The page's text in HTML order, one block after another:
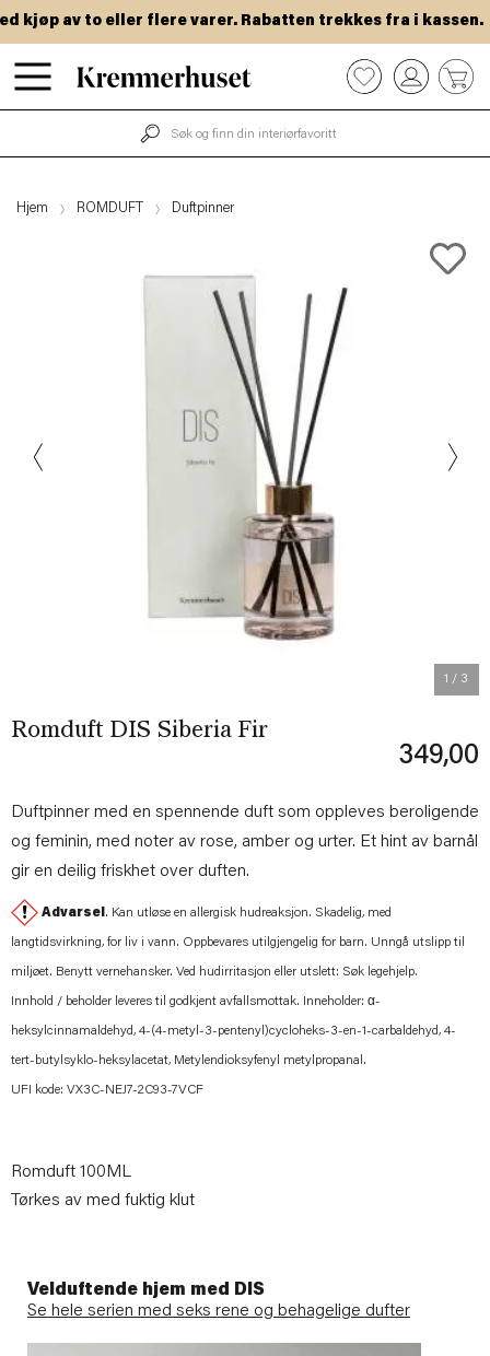
Hopp
til
kjøp av to eller flere varer. Rabatten trekkes fra i kassen.
0
Hjem ROMDUFT Duftpinner
1 / 3
Romduft DIS Siberia Fir
349,00
Duftpinner med en spennende duft som oppleves beroligende
og feminin, med noter av rose, amber og urter. Et hint av barnål
gir en deilig friskhet over duften.
Advarsel . Kan utløse en allergisk hudreaksjon. Skadelig, med
langtidsvirkning, for liv i vann. Oppbevares utilgjengelig for barn. Unngå utslipp til
miljøet. Benytt vernehansker. Ved hudirritasjon eller utslett: Søk legehjelp.
Innhold / beholder leveres til godkjent avfallsmottak. Inneholder: α-
heksylcinnamaldehyd, 4-(4-metyl-3-pentenyl)cycloheks-3-en-1-carbaldehyd, 4-
tert-butylsyklo-heksylacetat, Metylendioksyfenyl metylpropanal.
UFI kode: VX3C-NEJ7-2C93-7VCF
Romduft 100ML
Tørkes av med fuktig klut
Velduftende hjem med DIS
Se hele serien med seks rene og behagelige dufter